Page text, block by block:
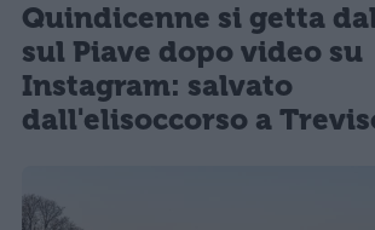
Quindicenne si getta
sul Piave dopo video su
Instagram: salvato
dall'elisoccorso a